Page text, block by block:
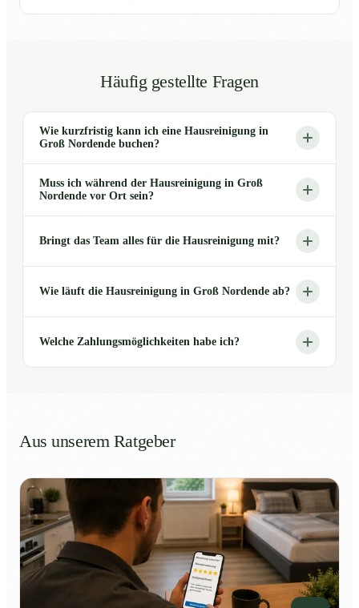
Häufig gestellte Fragen
Wie kurzfristig kann ich eine Hausreinigung in
Groß Nordende buchen?
Muss ich während der Hausreinigung in Groß
Nordende vor Ort sein?
Bringt das Team alles für die Hausreinigung mit?
Wie läuft die Hausreinigung in Groß Nordende ab?
Welche Zahlungsmöglichkeiten habe ich?
Aus unserem Ratgeber